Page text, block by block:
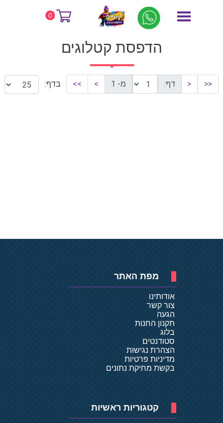
0 דף הבית הדפסת קטלוגים
הדפסת קטלוגים
<<
< דף: מ- 1 >
>> בדף:
מפת האתר
אודותינו
צור קשר
הגעה
תקנון החנות
בלוג
סטודנטים
הצהרת נגישות
מדיניות פרטיות
בקשת מחיקת נתונים
קטגוריות ראשיות